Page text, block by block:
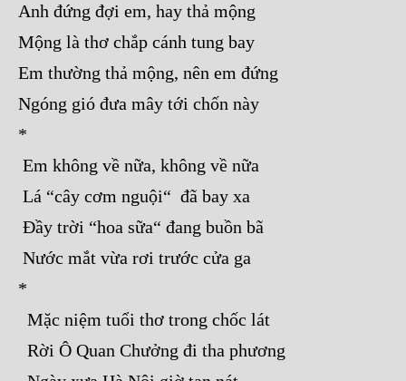
Anh đứng đợi em, hay thả mộng
Mộng là thơ chắp cánh tung bay
Em thường thả mộng, nên em đứng
Ngóng gió đưa mây tới chốn này
*
Em không về nữa, không về nữa
Lá “cây cơm nguội“ đã bay xa
Đầy trời “hoa sữa“ đang buồn bã
Nước mắt vừa rơi trước cửa ga
*
Mặc niệm tuổi thơ trong chốc lát
Rời Ô Quan Chưởng đi tha phương